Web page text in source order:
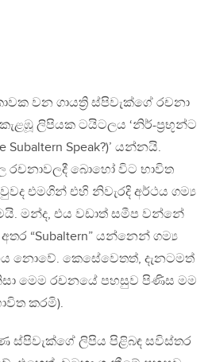
වන ගායත්‍රි ස්පිවැක්ගේ රචනා
ලිපියක ටයිටලය ‘නිර්-ප්‍රභූන්ට
Subaltern Speak?)’ යන්නයි.
රචනාවලදී බොහෝ විට භාවිත
එමගින් එහි නිවැරදි අර්ථය ගම්‍ය
මන්ද, එය වඩාත් සමීප වන්නේ
“Subaltern” යන්නෙන් ගම්‍ය
නොවේ. කෙසේවෙතත්, දැනටමත්
මෙම රචනයේ පහසුව පිණිස මම
කරමි).
ස්පිවැක්ගේ ලිපිය පිළිබඳ සවිස්තර